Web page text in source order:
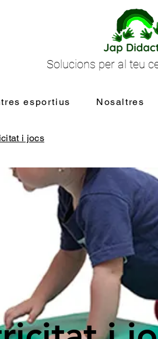
Solucions per al teu
esportius Nosaltres
i jocs